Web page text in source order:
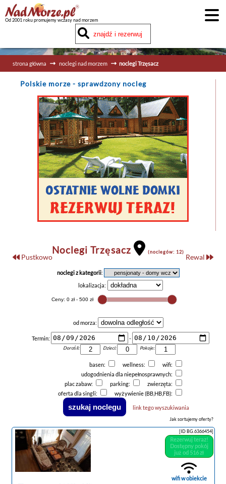
Od 2001 roku promujemy wczasy nad morzem
strona główna noclegi nad morzem noclegi Trzęsacz
Polskie morze - sprawdzony nocleg
Noclegi Trzęsacz (noclegów: 12)
Pustkowo Rewal
noclegi z kategorii:
lokalizacja:
od morza:
Termin: -
Dorośli: Dzieci: Pokoje:
basen: wellness:
wifi:
udogodnienia dla niepełnosprawnych:
plac zabaw:
parking:
zwierzęta:
oferta dla singli:
wyżywienie (BB,HB,FB):
link tego wyszukiwania
Jak sortujemy oferty?
[ID BG.6366454]
Rezerwuj teraz!
Dostępny pokój
już od 516 zł
wifi w obiekcie